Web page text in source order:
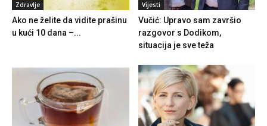
Zdravlje
Ako ne želite da vidite prašinu
u kući 10 dana –...
Vijesti
Vučić: Upravo sam završio
razgovor s Dodikom,
situacija je sve teža